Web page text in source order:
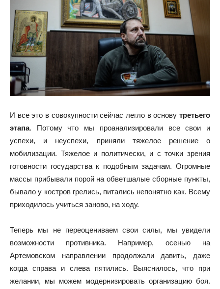
И все это в совокупности сейчас легло в основу третьего
этапа. Потому что мы проанализировали все свои и
успехи, и неуспехи, приняли тяжелое решение о
мобилизации. Тяжелое и политически, и с точки зрения
готовности государства к подобным задачам. Огромные
массы прибывали порой на обветшалые сборные пункты,
бывало у костров грелись, питались непонятно как. Всему
приходилось учиться заново, на ходу.
Теперь мы не переоцениваем свои силы, мы увидели
возможности противника. Например, осенью на
Артемовском направлении продолжали давить, даже
когда справа и слева пятились. Выяснилось, что при
желании, мы можем модернизировать организацию боя.